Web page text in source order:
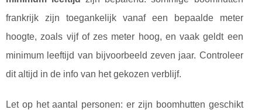
frankrijk zijn toegankelijk vanaf een bepaalde meter
hoogte, zoals vijf of zes meter hoog, en vaak geldt een
minimum leeftijd van bijvoorbeeld zeven jaar. Controleer
dit altijd in de info van het gekozen verblijf.
Let op het aantal personen: er zijn boomhutten geschikt